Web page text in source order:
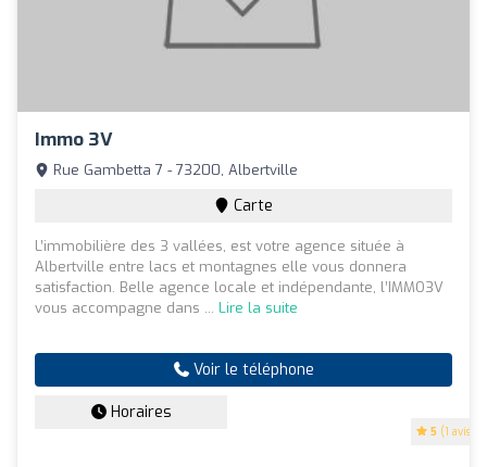
Immo 3V
5 (1 avis)
Rue Gambetta 7 - 73200, Albertville
Carte
L’immobilière des 3 vallées, est votre agence située à
Albertville entre lacs et montagnes elle vous donnera
satisfaction. Belle agence locale et indépendante, l’IMMO3V
vous accompagne dans ... Lire la suite
Voir le téléphone
Horaires